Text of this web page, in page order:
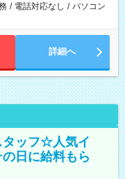
/ 電話対応なし / パソコン
詳細へ
タッフ☆人気イ
日に給料もら